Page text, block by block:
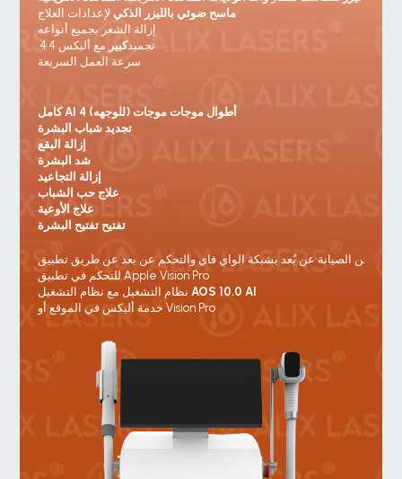
ماسح ضوئي بالليزر الذكي لإعدادات العلاج
إزالة الشعر بجميع أنواعه
4 4 تجميدكبير مع أليكس
سرعة العمل السريعة
كامل AI 4 أطوال موجات موجات (للوجهه)
تجديد شباب البشرة
إزالة البقع
شد البشرة
إزالة التجاعيد
علاج حب الشباب
علاج الأوعية
تفتيح تفتيح البشرة
للتحكم في تطبيق Apple Vision Pro
نظام التشغيل مع نظام التشغيل AOS 10.0 AI
خدمة أليكس في الموقع أو Vision Pro